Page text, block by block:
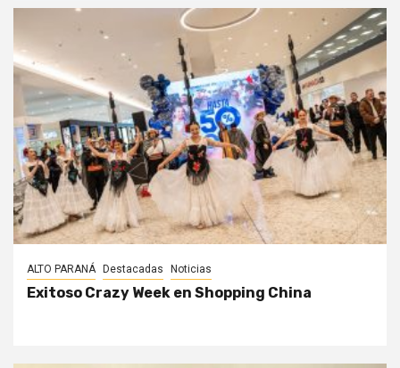
ALTO PARANÁ Destacadas Noticias
Exitoso Crazy Week en Shopping China